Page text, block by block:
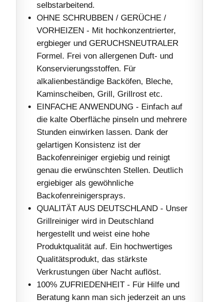
selbstarbeitend.
OHNE SCHRUBBEN / GERÜCHE /
VORHEIZEN - Mit hochkonzentrierter,
ergbieger und GERUCHSNEUTRALER
Formel. Frei von allergenen Duft- und
Konservierungsstoffen. Für
alkalienbeständige Backöfen, Bleche,
Kaminscheiben, Grill, Grillrost etc.
EINFACHE ANWENDUNG - Einfach auf
die kalte Oberfläche pinseln und mehrere
Stunden einwirken lassen. Dank der
gelartigen Konsistenz ist der
Backofenreiniger ergiebig und reinigt
genau die erwünschten Stellen. Deutlich
ergiebiger als gewöhnliche
Backofenreinigersprays.
QUALITÄT AUS DEUTSCHLAND - Unser
Grillreiniger wird in Deutschland
hergestellt und weist eine hohe
Produktqualität auf. Ein hochwertiges
Qualitätsprodukt, das stärkste
Verkrustungen über Nacht auflöst.
100% ZUFRIEDENHEIT - Für Hilfe und
Beratung kann man sich jederzeit an uns